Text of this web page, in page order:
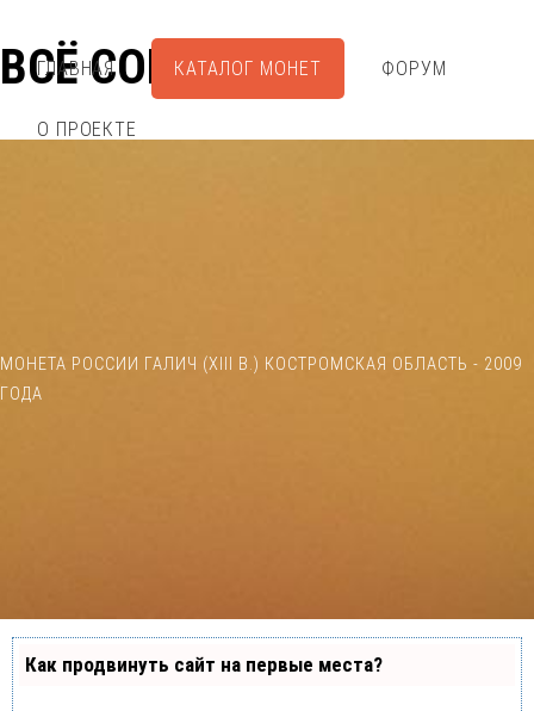
ВСЁ СОБРАЛ
ГЛАВНАЯ КАТАЛОГ МОНЕТ ФОРУМ
О ПРОЕКТЕ
МОНЕТА РОССИИ ГАЛИЧ (XIII В.) КОСТРОМСКАЯ ОБЛАСТЬ - 2009
ГОДА
Как продвинуть сайт на первые места?